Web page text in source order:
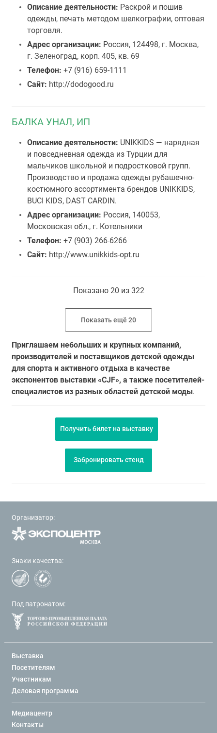
Описание деятельности: Раскрой и пошив
одежды, печать методом шелкографии, оптовая
торговля.
Адрес организации: Россия, 124498, г. Москва,
г. Зеленоград, корп. 405, кв. 69
Телефон: +7 (916) 659-1111
Сайт: http://dodogood.ru
БАЛКА УНАЛ, ИП
Описание деятельности: UNIKKIDS — нарядная
и повседневная одежда из Турции для
мальчиков школьной и подростковой групп.
Производство и продажа одежды рубашечно-
костюмного ассортимента брендов UNIKKIDS,
BUCI KIDS, DAST CARDIN.
Адрес организации: Россия, 140053,
Московская обл., г. Котельники
Телефон: +7 (903) 266-6266
Сайт: http://www.unikkids-opt.ru
Показано 20 из 322
Показать ещё 20
Приглашаем небольших и крупных компаний,
производителей и поставщиков детской одежды
для спорта и активного отдыха в качестве
экспонентов выставки «CJF», а также посетителей-
специалистов из разных областей детской моды.
Получить билет на выставку
Забронировать стенд
Организатор:
Знаки качества:
Под патронатом:
Выставка
Посетителям
Участникам
Деловая программа
Медиацентр
Контакты